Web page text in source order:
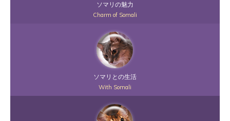
ソマリの魅力
Charm of Somali
ソマリとの生活
With Somali